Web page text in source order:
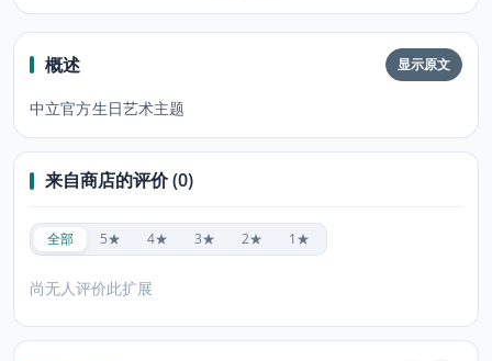
概述 显示原文
中立官方生日艺术主题
来自商店的评价 (0)
全部 5★ 4★ 3★ 2★ 1★
尚无人评价此扩展